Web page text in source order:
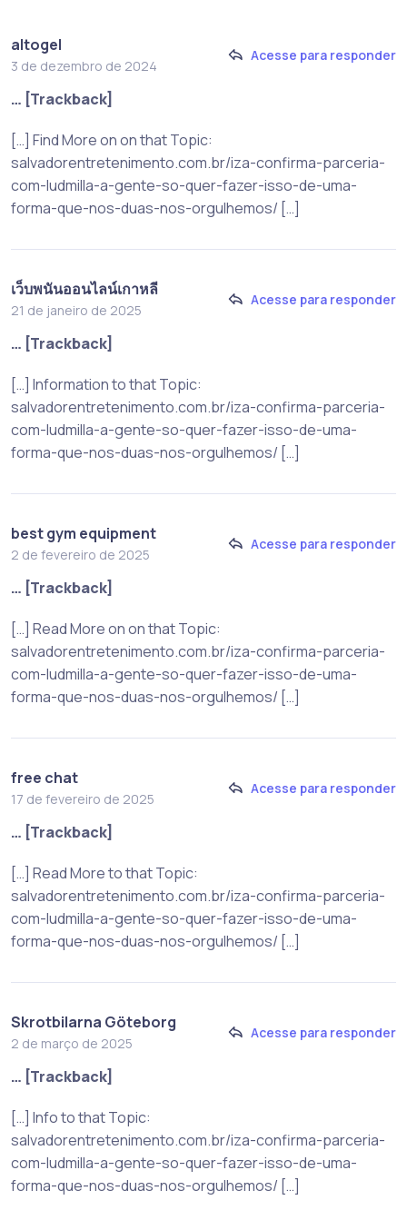
altogel
3 de dezembro de 2024
Acesse para responder
… [Trackback]
[…] Find More on on that Topic:
salvadorentretenimento.com.br/iza-confirma-parceria-
com-ludmilla-a-gente-so-quer-fazer-isso-de-uma-
forma-que-nos-duas-nos-orgulhemos/ […]
เว็บพนันออนไลน์เกาหลี
21 de janeiro de 2025
Acesse para responder
… [Trackback]
[…] Information to that Topic:
salvadorentretenimento.com.br/iza-confirma-parceria-
com-ludmilla-a-gente-so-quer-fazer-isso-de-uma-
forma-que-nos-duas-nos-orgulhemos/ […]
best gym equipment
2 de fevereiro de 2025
Acesse para responder
… [Trackback]
[…] Read More on on that Topic:
salvadorentretenimento.com.br/iza-confirma-parceria-
com-ludmilla-a-gente-so-quer-fazer-isso-de-uma-
forma-que-nos-duas-nos-orgulhemos/ […]
free chat
17 de fevereiro de 2025
Acesse para responder
… [Trackback]
[…] Read More to that Topic:
salvadorentretenimento.com.br/iza-confirma-parceria-
com-ludmilla-a-gente-so-quer-fazer-isso-de-uma-
forma-que-nos-duas-nos-orgulhemos/ […]
Skrotbilarna Göteborg
2 de março de 2025
Acesse para responder
… [Trackback]
[…] Info to that Topic:
salvadorentretenimento.com.br/iza-confirma-parceria-
com-ludmilla-a-gente-so-quer-fazer-isso-de-uma-
forma-que-nos-duas-nos-orgulhemos/ […]